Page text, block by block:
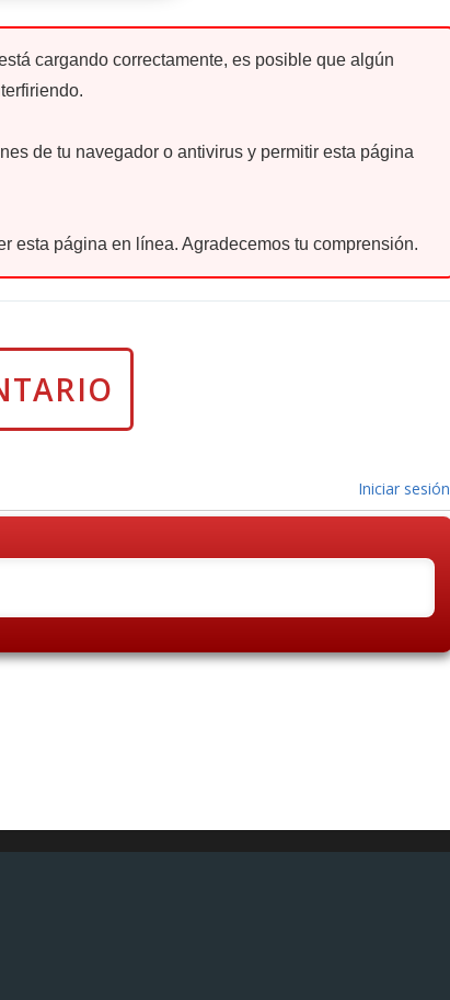
cargando correctamente, es posible que algún
de tu navegador o antivirus y permitir esta página
esta página en línea. Agradecemos tu comprensión.
Iniciar sesión